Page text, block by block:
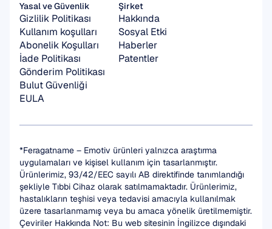
Şirket
Hakkında
Sosyal Etki
Haberler
Patentler
Yasal ve Güvenlik
Gizlilik Politikası
Kullanım koşulları
Abonelik Koşulları
İade Politikası
Gönderim Politikası
Bulut Güvenliği
EULA
*Feragatname – Emotiv ürünleri yalnızca araştırma
uygulamaları ve kişisel kullanım için tasarlanmıştır.
Ürünlerimiz, 93/42/EEC sayılı AB direktifinde tanımlandığı
şekliyle Tıbbi Cihaz olarak satılmamaktadır. Ürünlerimiz,
hastalıkların teşhisi veya tedavisi amacıyla kullanılmak
üzere tasarlanmamış veya bu amaca yönelik üretilmemiştir.
Çeviriler Hakkında Not: Bu web sitesinin İngilizce dışındaki